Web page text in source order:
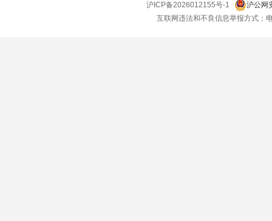
沪ICP备2026012155号-1
沪公网
互联网违法和不良信息举报方式：